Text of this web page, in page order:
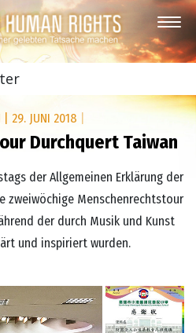
29. JUNI 2018
Durchquert Taiwan
der Allgemeinen Erklärung der
zweiwöchige Menschenrechtstour
der durch Musik und Kunst
und inspiriert wurden.